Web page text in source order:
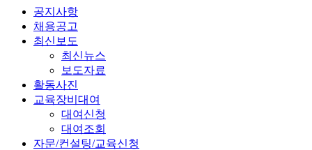
공지사항
채용공고
최신보도
최신뉴스
보도자료
활동사진
교육장비대여
대여신청
대여조회
자문/컨설팅/교육신청